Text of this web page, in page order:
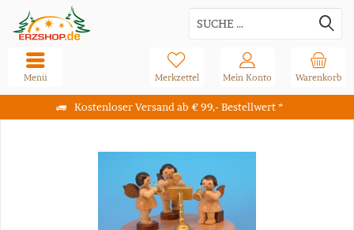
Kostenloser Versand ab € 99,- Bestellwert *
Warenkorb
Merkzettel Mein Konto
Menü